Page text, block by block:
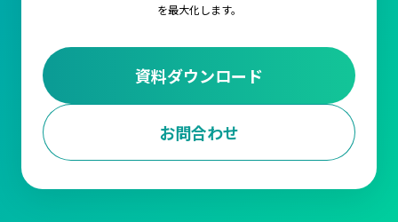
を最大化します。
資料ダウンロード
お問合わせ